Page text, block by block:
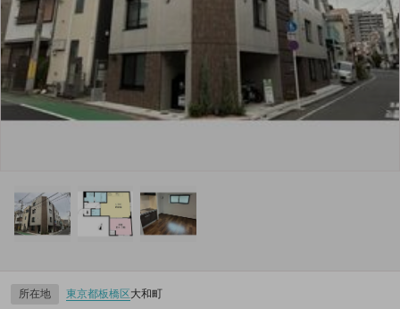
所在地 東京都板橋区大和町